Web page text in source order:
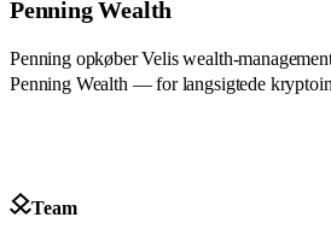
Penning Wealth
Penning opkøber Velis wealth-
Penning Wealth — for langsigtede
Team